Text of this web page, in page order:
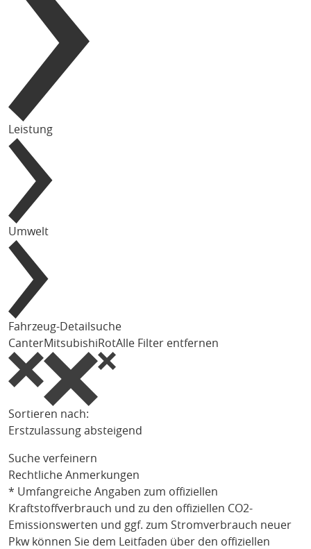
Leistung
Umwelt
Fahrzeug-Detailsuche
CanterMitsubishiRotAlle Filter entfernen
Sortieren nach:
Erstzulassung absteigend
Suche verfeinern
Rechtliche Anmerkungen
* Umfangreiche Angaben zum offiziellen
Kraftstoffverbrauch und zu den offiziellen CO2-
Emissionswerten und ggf. zum Stromverbrauch neuer
Pkw können Sie dem Leitfaden über den offiziellen